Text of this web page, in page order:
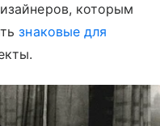
которым
знаковые для